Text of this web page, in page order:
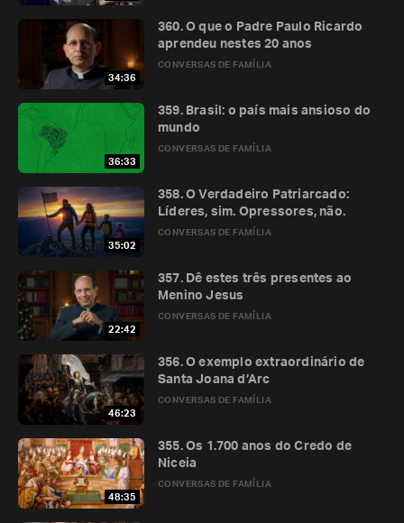
34:36
CONVERSAS DE FAMÍLIA
360. O que o Padre Paulo Ricardo
aprendeu nestes 20 anos
36:33
CONVERSAS DE FAMÍLIA
359. Brasil: o país mais ansioso do
mundo
35:02
CONVERSAS DE FAMÍLIA
358. O Verdadeiro Patriarcado:
Líderes, sim. Opressores, não.
22:42
CONVERSAS DE FAMÍLIA
357. Dê estes três presentes ao
Menino Jesus
46:23
CONVERSAS DE FAMÍLIA
356. O exemplo extraordinário de
Santa Joana d’Arc
48:35
CONVERSAS DE FAMÍLIA
355. Os 1.700 anos do Credo de
Niceia